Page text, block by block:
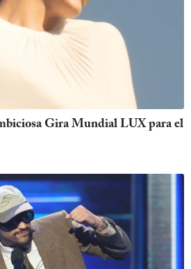
Gira Mundial LUX para el